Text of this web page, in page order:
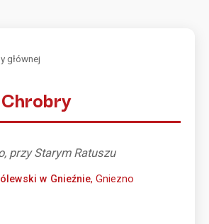
głównej
przy Starym Ratuszu
w Gnieźnie, Gniezno